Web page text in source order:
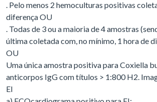
. Pelo menos 2 hemoculturas positivas
diferença OU
. Todas de 3 ou a maioria de 4 amostras
última coletada com, no mínimo, 1 hora de
OU
Uma única amostra positiva para Coxiella
anticorpos IgG com títulos > 1:800 H2.
EI